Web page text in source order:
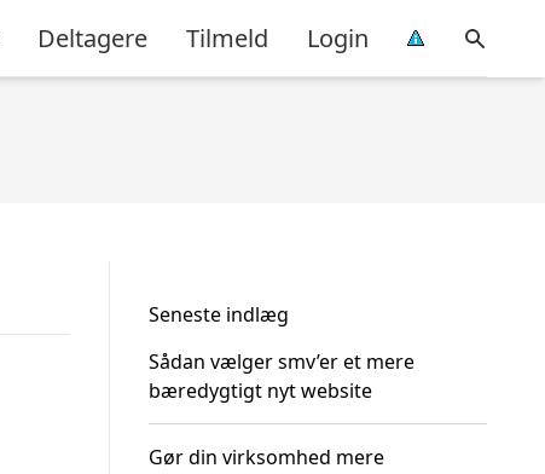
Deltagere Tilmeld Login
Seneste indlæg
Sådan vælger smv’er et mere
bæredygtigt nyt website
Gør din virksomhed mere